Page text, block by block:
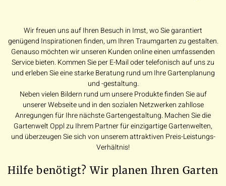
Wir freuen uns auf Ihren Besuch in Imst, wo Sie garantiert
genügend Inspirationen finden, um Ihren Traumgarten zu gestalten.
Genauso möchten wir unseren Kunden online einen umfassenden
Service bieten. Kommen Sie per E-Mail oder telefonisch auf uns zu
und erleben Sie eine starke Beratung rund um Ihre Gartenplanung
und -gestaltung.
Neben vielen Bildern rund um unsere Produkte finden Sie auf
unserer Webseite und in den sozialen Netzwerken zahllose
Anregungen für Ihre nächste Gartengestaltung. Machen Sie die
Gartenwelt Oppl zu Ihrem Partner für einzigartige Gartenwelten,
und überzeugen Sie sich von unserem attraktiven Preis-Leistungs-
Verhältnis!
Hilfe benötigt? Wir planen Ihren Garten